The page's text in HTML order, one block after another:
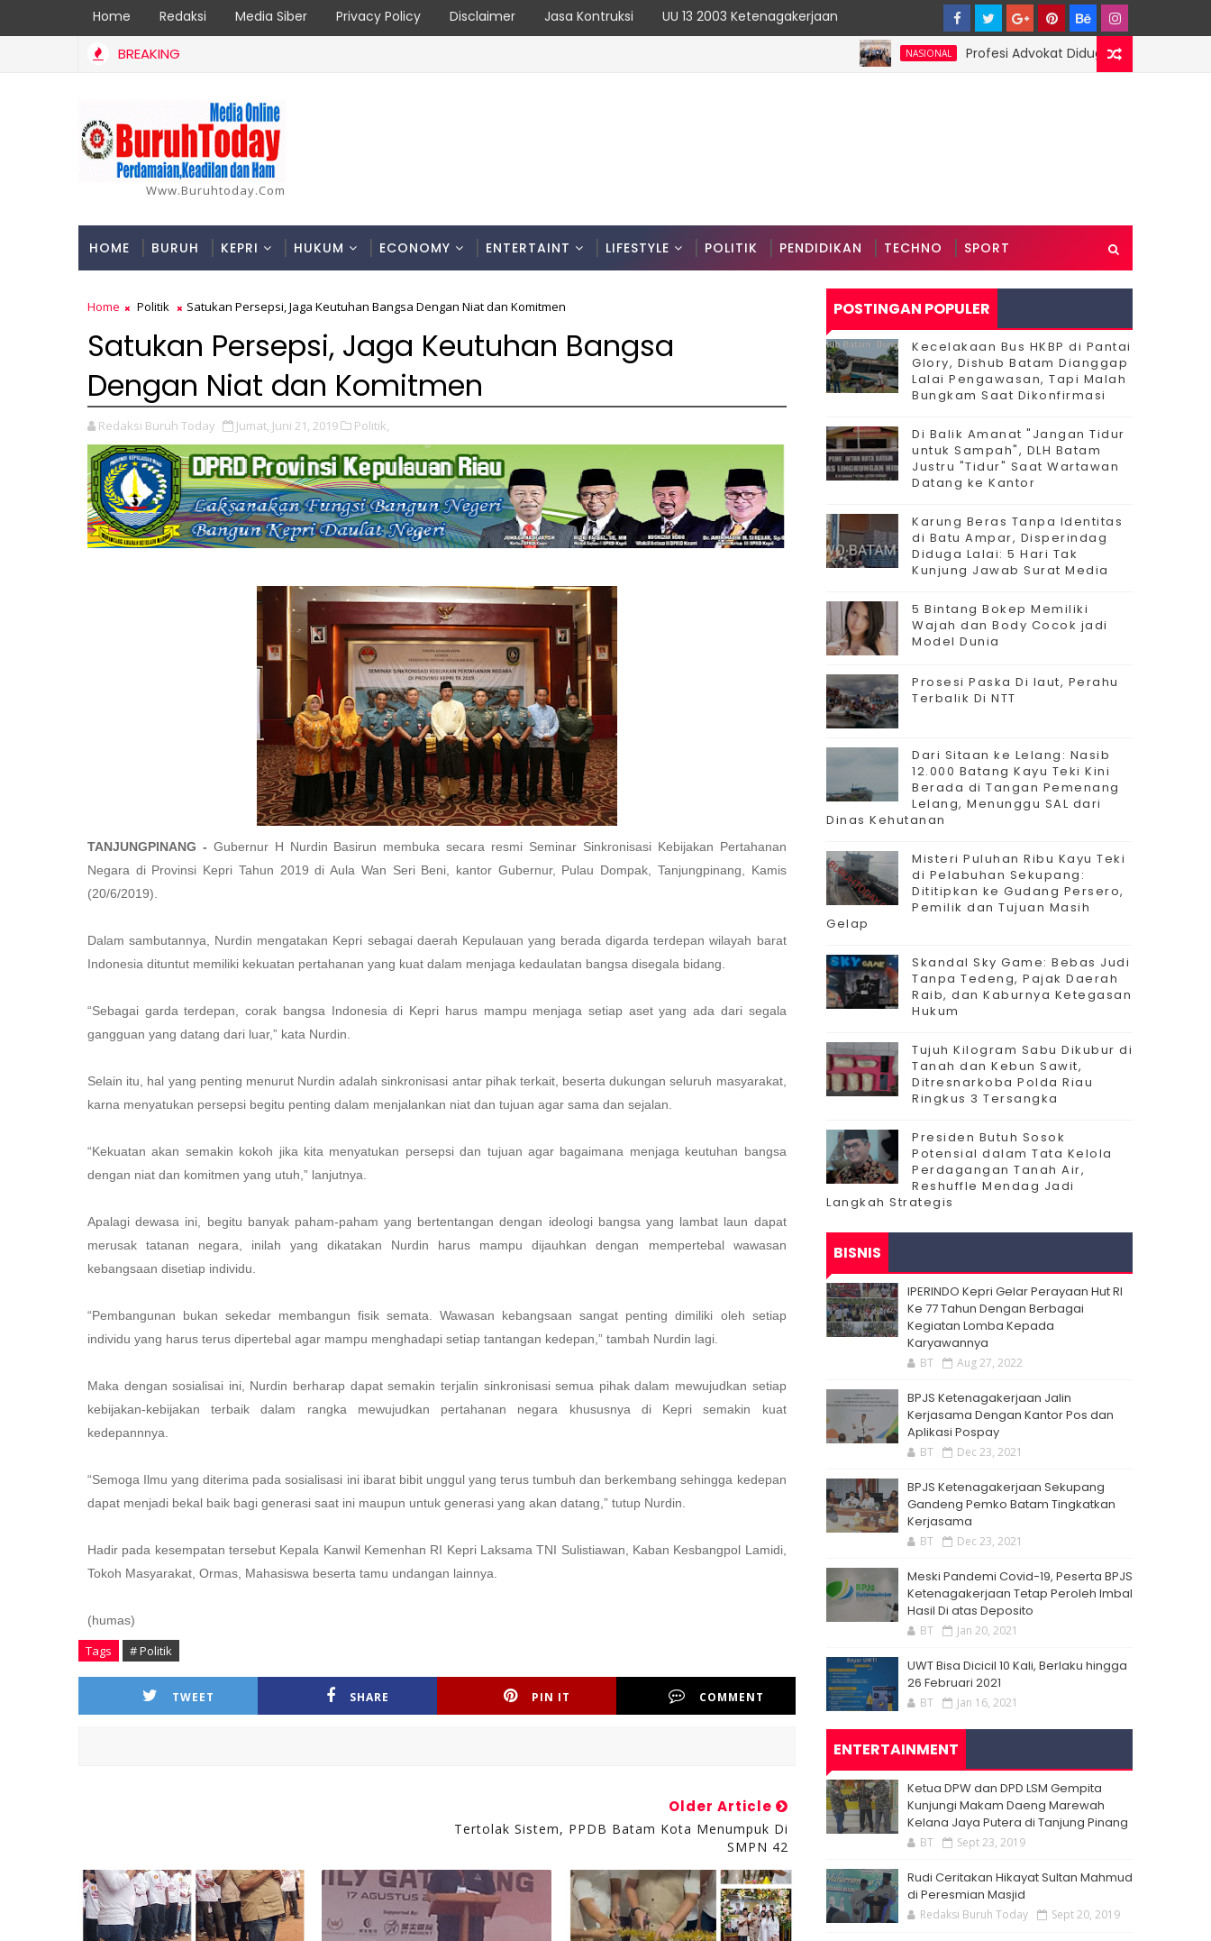
Home Redaksi Media Siber Privacy Policy Disclaimer Jasa Kontruksi UU 13 2003 Ketenagakerjaan
BREAKING NASIONAL
Profesi Advokat Diduga Dilecehkan Saat
Www.buruhtoday.com
HOME BURUH KEPRI HUKUM ECONOMY ENTERTAINT LIFESTYLE POLITIK PENDIDIKAN TECHNO SPORT
Home Politik Satukan Persepsi, Jaga Keutuhan Bangsa Dengan Niat dan Komitmen
Satukan Persepsi, Jaga Keutuhan Bangsa
Dengan Niat dan Komitmen
Redaksi Buruh Today Jumat, Juni 21, 2019 Politik,
TANJUNGPINANG - Gubernur H Nurdin Basirun membuka secara resmi Seminar Sinkronisasi Kebijakan Pertahanan
Negara di Provinsi Kepri Tahun 2019 di Aula Wan Seri Beni, kantor Gubernur, Pulau Dompak, Tanjungpinang, Kamis
(20/6/2019).
Dalam sambutannya, Nurdin mengatakan Kepri sebagai daerah Kepulauan yang berada digarda terdepan wilayah barat
Indonesia dituntut memiliki kekuatan pertahanan yang kuat dalam menjaga kedaulatan bangsa disegala bidang.
“Sebagai garda terdepan, corak bangsa Indonesia di Kepri harus mampu menjaga setiap aset yang ada dari segala
gangguan yang datang dari luar,” kata Nurdin.
Selain itu, hal yang penting menurut Nurdin adalah sinkronisasi antar pihak terkait, beserta dukungan seluruh masyarakat,
karna menyatukan persepsi begitu penting dalam menjalankan niat dan tujuan agar sama dan sejalan.
“Kekuatan akan semakin kokoh jika kita menyatukan persepsi dan tujuan agar bagaimana menjaga keutuhan bangsa
dengan niat dan komitmen yang utuh,” lanjutnya.
Apalagi dewasa ini, begitu banyak paham-paham yang bertentangan dengan ideologi bangsa yang lambat laun dapat
merusak tatanan negara, inilah yang dikatakan Nurdin harus mampu dijauhkan dengan mempertebal wawasan
kebangsaan disetiap individu.
“Pembangunan bukan sekedar membangun fisik semata. Wawasan kebangsaan sangat penting dimiliki oleh setiap
individu yang harus terus dipertebal agar mampu menghadapi setiap tantangan kedepan,” tambah Nurdin lagi.
Maka dengan sosialisai ini, Nurdin berharap dapat semakin terjalin sinkronisasi semua pihak dalam mewujudkan setiap
kebijakan-kebijakan terbaik dalam rangka mewujudkan pertahanan negara khususnya di Kepri semakin kuat
kedepannnya.
“Semoga Ilmu yang diterima pada sosialisasi ini ibarat bibit unggul yang terus tumbuh dan berkembang sehingga kedepan
dapat menjadi bekal baik bagi generasi saat ini maupun untuk generasi yang akan datang,” tutup Nurdin.
Hadir pada kesempatan tersebut Kepala Kanwil Kemenhan RI Kepri Laksama TNI Sulistiawan, Kaban Kesbangpol Lamidi,
Tokoh Masyarakat, Ormas, Mahasiswa beserta tamu undangan lainnya.
(humas)
Tags # Politik
TWEET SHARE PIN IT COMMENT
Older Article
Tertolak Sistem, PPDB Batam Kota Menumpuk Di
SMPN 42
POSTINGAN POPULER
Kecelakaan Bus HKBP di Pantai
Glory, Dishub Batam Dianggap
Lalai Pengawasan, Tapi Malah
Bungkam Saat Dikonfirmasi
Di Balik Amanat "Jangan Tidur
untuk Sampah", DLH Batam
Justru "Tidur" Saat Wartawan
Datang ke Kantor
Karung Beras Tanpa Identitas
di Batu Ampar, Disperindag
Diduga Lalai: 5 Hari Tak
Kunjung Jawab Surat Media
5 Bintang Bokep Memiliki
Wajah dan Body Cocok jadi
Model Dunia
Prosesi Paska Di laut, Perahu
Terbalik Di NTT
Dari Sitaan ke Lelang: Nasib
12.000 Batang Kayu Teki Kini
Berada di Tangan Pemenang
Lelang, Menunggu SAL dari
Dinas Kehutanan
Misteri Puluhan Ribu Kayu Teki
di Pelabuhan Sekupang:
Dititipkan ke Gudang Persero,
Pemilik dan Tujuan Masih
Gelap
Skandal Sky Game: Bebas Judi
Tanpa Tedeng, Pajak Daerah
Raib, dan Kaburnya Ketegasan
Hukum
Tujuh Kilogram Sabu Dikubur di
Tanah dan Kebun Sawit,
Ditresnarkoba Polda Riau
Ringkus 3 Tersangka
Presiden Butuh Sosok
Potensial dalam Tata Kelola
Perdagangan Tanah Air,
Reshuffle Mendag Jadi
Langkah Strategis
BISNIS
IPERINDO Kepri Gelar Perayaan Hut RI
Ke 77 Tahun Dengan Berbagai
Kegiatan Lomba Kepada
Karyawannya
BT Aug 27, 2022
BPJS Ketenagakerjaan Jalin
Kerjasama Dengan Kantor Pos dan
Aplikasi Pospay
BT Dec 23, 2021
BPJS Ketenagakerjaan Sekupang
Gandeng Pemko Batam Tingkatkan
Kerjasama
BT Dec 23, 2021
Meski Pandemi Covid-19, Peserta BPJS
Ketenagakerjaan Tetap Peroleh Imbal
Hasil Di atas Deposito
BT Jan 20, 2021
UWT Bisa Dicicil 10 Kali, Berlaku hingga
26 Februari 2021
BT Jan 16, 2021
ENTERTAINMENT
Ketua DPW dan DPD LSM Gempita
Kunjungi Makam Daeng Marewah
Kelana Jaya Putera di Tanjung Pinang
BT Sept 23, 2019
Rudi Ceritakan Hikayat Sultan Mahmud
di Peresmian Masjid
Redaksi Buruh Today Sept 20, 2019